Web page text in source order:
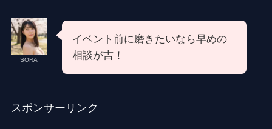
SORA
イベント前に磨きたいなら早めの
相談が吉！
スポンサーリンク